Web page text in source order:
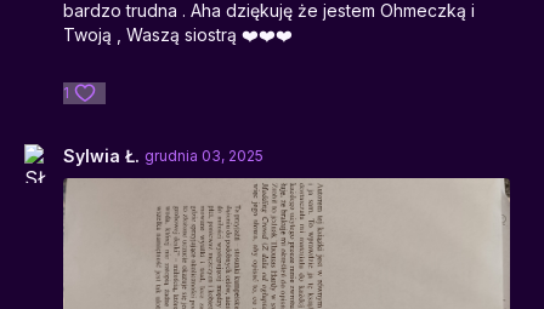
bardzo trudna . Aha dziękuję że jestem Ohmeczką i
Twoją , Waszą siostrą ❤️❤️❤️
1
Sylwia Ł. grudnia 03, 2025